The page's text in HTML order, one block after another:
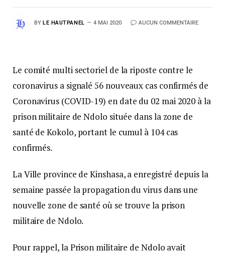
BY LE HAUTPANEL 4 MAI 2020 AUCUN COMMENTAIRE
Le comité multi sectoriel de la riposte contre le
coronavirus a signalé 56 nouveaux cas confirmés de
Coronavirus (COVID-19) en date du 02 mai 2020 à la
prison militaire de Ndolo située dans la zone de
santé de Kokolo, portant le cumul à 104 cas
confirmés.
La Ville province de Kinshasa, a enregistré depuis la
semaine passée la propagation du virus dans une
nouvelle zone de santé où se trouve la prison
militaire de Ndolo.
Pour rappel, la Prison militaire de Ndolo avait